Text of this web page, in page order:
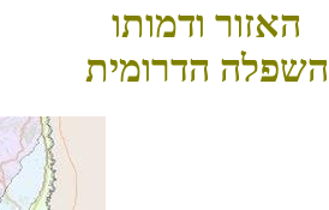
האזור ודמותו
השפלה הדרומית